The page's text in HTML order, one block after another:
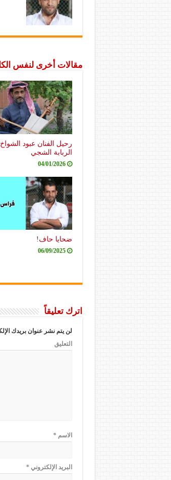
مقالات أخرى لنفس
رحيل الفنان عبود
الربابة الشجي
04/01/2026
ضحايا حاف!
06/09/2025
اترك تعليقاً
لن يتم نشر عنوان بريدك
التعليق
الاسم*
البريد الإلكتروني*